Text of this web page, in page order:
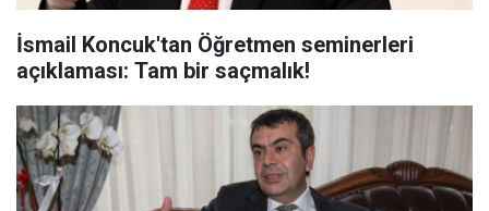
İsmail Koncuk'tan Öğretmen seminerleri
açıklaması: Tam bir saçmalık!